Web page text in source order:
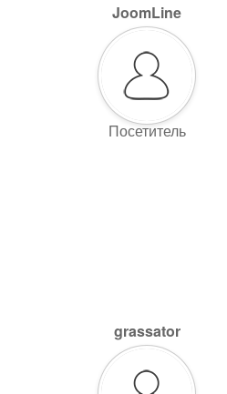
JoomLine
Посетитель
grassator